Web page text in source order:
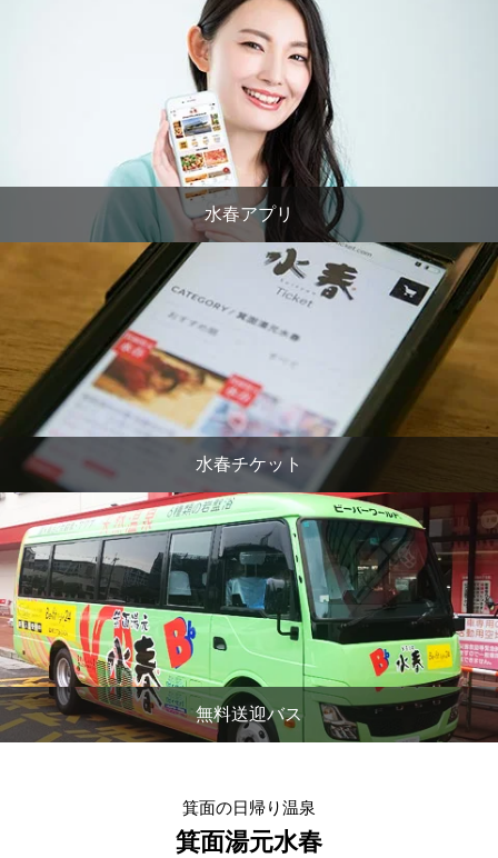
水春アプリ
水春チケット
無料送迎バス
箕面の日帰り温泉
箕面湯元水春